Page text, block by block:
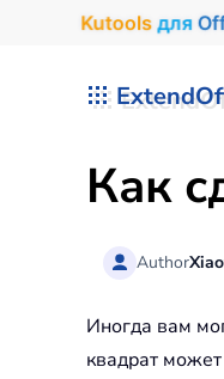
Kutools для
Как
Author
Иногда вам
квадрат